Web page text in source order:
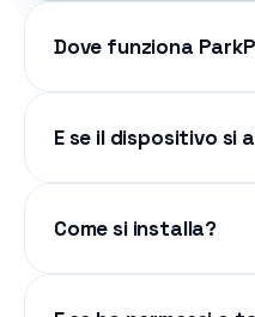
Dove funziona
blu gestite dai comuni
settimana.
E se il dispositivo si
rilevare l’effettiva
alla fine di ogni
Come si installa?